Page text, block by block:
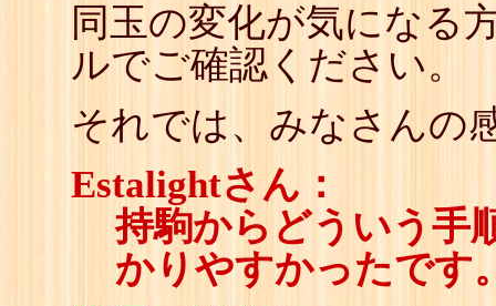
同玉の変化が気になる
ルでご確認ください。
それでは、みなさんの
Estalightさん：
持駒からどういう手
かりやすかったです